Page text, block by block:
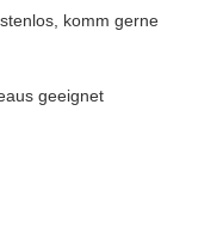
komm gerne
geeignet